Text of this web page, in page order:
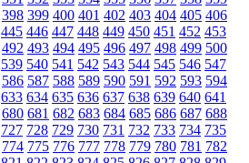
398 399 400 401 402 403 404 405 406
445 446 447 448 449 450 451 452 453
492 493 494 495 496 497 498 499 500
539 540 541 542 543 544 545 546 547
586 587 588 589 590 591 592 593 594
633 634 635 636 637 638 639 640 641
680 681 682 683 684 685 686 687 688
727 728 729 730 731 732 733 734 735
774 775 776 777 778 779 780 781 782